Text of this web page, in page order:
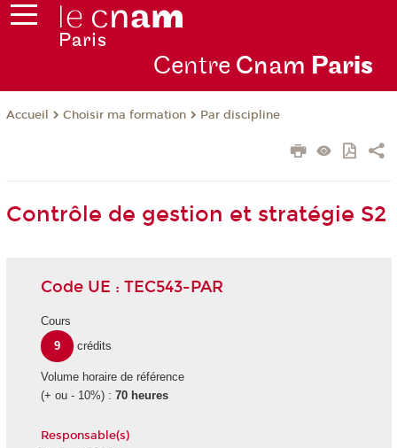
Centre Cnam Paris
Accueil Choisir ma formation Par discipline
Contrôle de gestion et stratégie S2
Code UE : TEC543-PAR
Cours
9
crédits
Volume horaire de référence
(+ ou - 10%) : 70 heures
Responsable(s)